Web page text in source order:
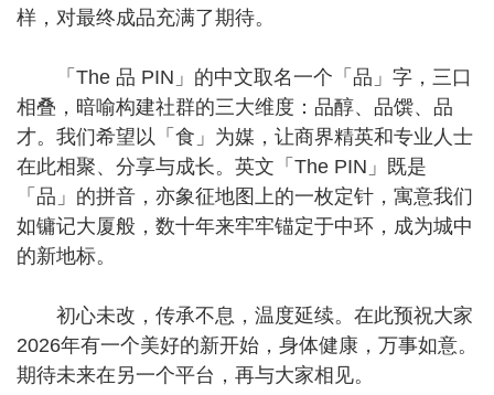
样，对最终成品充满了期待。
「The 品 PIN」的中文取名一个「品」字，三口
相叠，暗喻构建社群的三大维度：品醇、品馔、品
才。我们希望以「食」为媒，让商界精英和专业人士
在此相聚、分享与成长。英文「The PIN」既是
「品」的拼音，亦象征地图上的一枚定针，寓意我们
如镛记大厦般，数十年来牢牢锚定于中环，成为城中
的新地标。
初心未改，传承不息，温度延续。在此预祝大家
2026年有一个美好的新开始，身体健康，万事如意。
期待未来在另一个平台，再与大家相见。